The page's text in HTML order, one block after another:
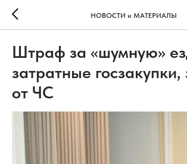
НОВОСТИ и МАТЕРИАЛЫ
Штраф за «шумную»
затратные
от ЧС